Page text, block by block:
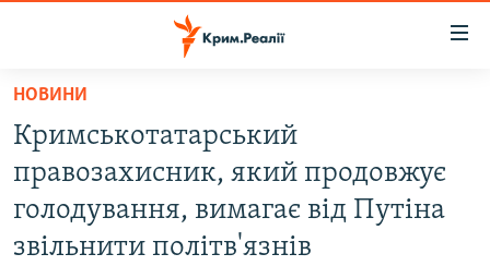
Перейти
основного
матеріалу
Перейти
до
основної
ВОДА.КРИМ
ВІДЕО ТА ФОТО
ПОЛІТИКА
НОВИНИ
Кримськотатарський
правозахисник, який продовжує
голодування, вимагає від Путіна
звільнити політв'язнів